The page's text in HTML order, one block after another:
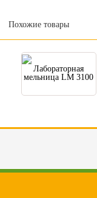
Похожие товары
Лабораторная
мельница LM 3100